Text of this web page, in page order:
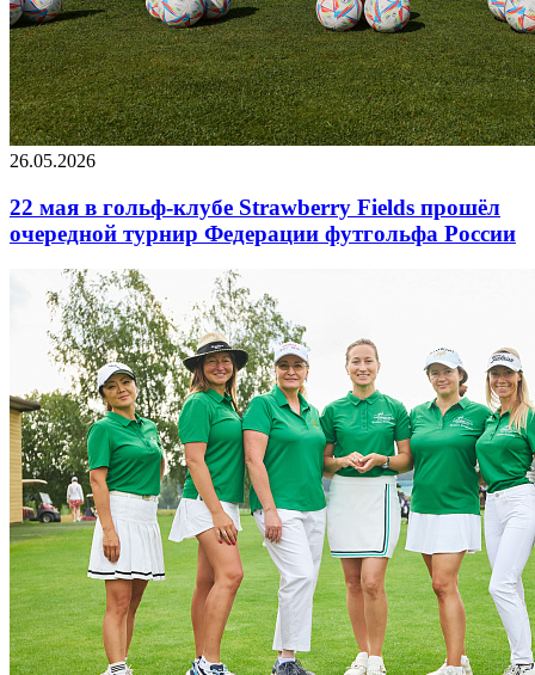
26.05.2026
22 мая в гольф-клубе Strawberry Fields прошёл
очередной турнир Федерации футгольфа России